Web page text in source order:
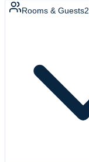
Rooms & Guests2